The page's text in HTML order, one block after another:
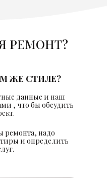
РЕМОНТ?
ЖЕ СТИЛЕ?
данные и наш
, что бы обсудить
ремонта, надо
и определить